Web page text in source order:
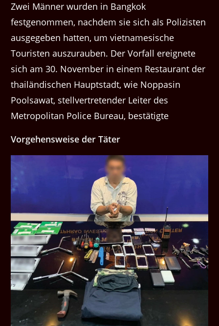
Zwei Männer wurden in Bangkok
festgenommen, nachdem sie sich als Polizisten
ausgegeben hatten, um vietnamesische
Touristen auszurauben. Der Vorfall ereignete
sich am 30. November in einem Restaurant der
thailändischen Hauptstadt, wie Noppasin
Poolsawat, stellvertretender Leiter des
Metropolitan Police Bureau, bestätigte
Vorgehensweise der Täter